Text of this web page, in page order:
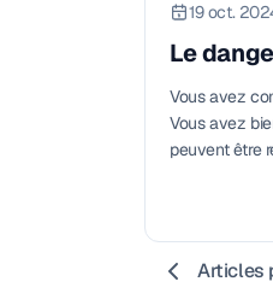
19 oct.
Le
Vous avez
Vous avez
peuvent être
Articles